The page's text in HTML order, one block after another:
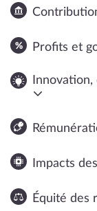
Profits et
Impacts
Équité des